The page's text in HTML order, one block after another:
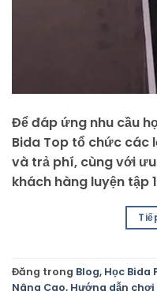
Để đáp ứng nhu cầu
Bida Top tổ chức các
và trả phí, cùng với
khách hàng luyện tập
Đăng trong Blog, Học Bida
Nâng Cao, Hướng dẫn